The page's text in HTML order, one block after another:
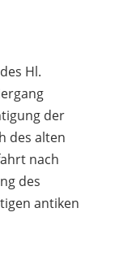
Hl.
der
des alten
nach
des
antiken